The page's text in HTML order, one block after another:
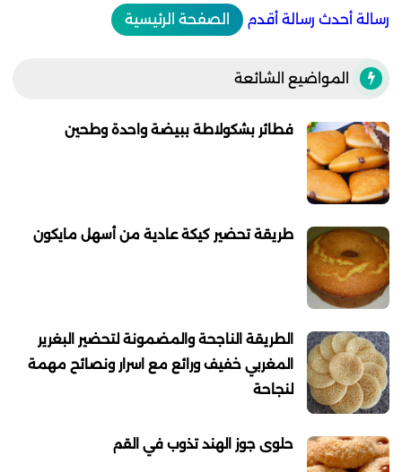
رسالة أحدث رسالة أقدم الصفحة الرئيسية
المواضيع الشائعة
فطائر بشكولاطة ببيضة واحدة وطحين
طريقة تحضير كيكة عادية من أسهل مايكون
الطريقة الناجحة والمضمونة لتحضير البغرير
المغربي خفيف ورائع مع اسرار ونصائح مهمة
لنجاحة
حلوى جوز الهند تذوب في القم